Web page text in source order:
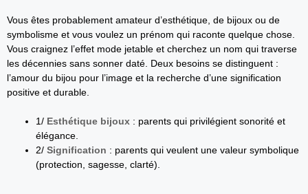
Vous êtes probablement amateur d’esthétique, de bijoux ou de
symbolisme et vous voulez un prénom qui raconte quelque chose.
Vous craignez l’effet mode jetable et cherchez un nom qui traverse
les décennies sans sonner daté. Deux besoins se distinguent :
l’amour du bijou pour l’image et la recherche d’une signification
positive et durable.
1/ Esthétique bijoux : parents qui privilégient sonorité et
élégance.
2/ Signification : parents qui veulent une valeur symbolique
(protection, sagesse, clarté).